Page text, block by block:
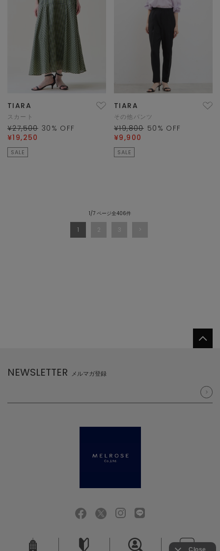
TIARA
スカート
¥27,500 30 % OFF
¥19,250
SALE
TIARA
その他パンツ
¥19,800 50 % OFF
¥9,900
SALE
1/7 ページ全406件
1 2 3
NEWSLETTER メルマガ登録